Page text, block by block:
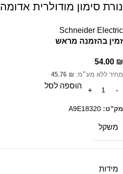
נורת סימון מודולרית אדומה 230VAC
Schneider Electric
זמין בהזמנה מראש
54.00 ₪
מחיר ללא מע״מ: 45.76 ₪
הוספה לסל
מק”ט: A9E18320
משקל
מידות